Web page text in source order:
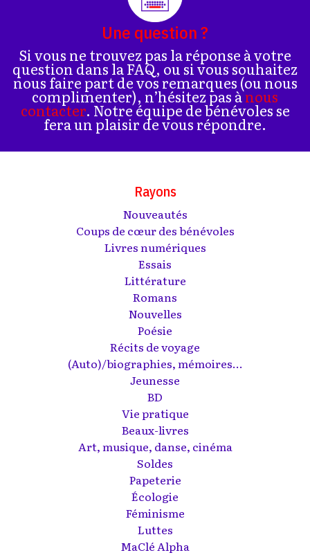
Une question ?
Si vous ne trouvez pas la réponse à votre
question dans la FAQ, ou si vous souhaitez
nous faire part de vos remarques (ou nous
complimenter), n’hésitez pas ànous
contacter. Notre équipe de bénévoles se
fera un plaisir de vous répondre.
Rayons
Nouveautés
Coups de cœur des bénévoles
Livres numériques
Essais
Littérature
Romans
Nouvelles
Poésie
Récits de voyage
(Auto)/biographies, mémoires...
Jeunesse
BD
Vie pratique
Beaux-livres
Art, musique, danse, cinéma
Soldes
Papeterie
Écologie
Féminisme
Luttes
MaClé Alpha